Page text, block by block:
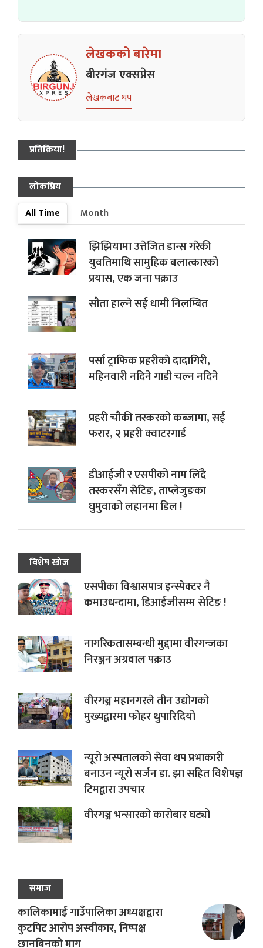
लेखकको बारेमा
बीरगंज एक्सप्रेस
लेखकबाट थप
प्रतिक्रिया!
लोकप्रिय
All Time
Month
झिझियामा उत्तेजित डान्स गरेकी
युवतिमाथि सामुहिक बलात्कारको
प्रयास, एक जना पक्राउ
सौता हाल्ने सई धामी निलम्बित
पर्सा ट्राफिक प्रहरीकाे दादागिरी,
महिनवारी नदिने गाडी चल्न नदिने
प्रहरी चौकी तस्करको कब्जामा, सई
फरार, २ प्रहरी क्वाटरगार्ड
डीआईजी र एसपीको नाम लिँदै
तस्करसँग सेटिङ, ताप्लेजुङका
घुमुवाको लहानमा डिल !
विशेष खोज
एसपीका विश्वासपात्र इन्स्पेक्टर नै
कमाउधन्दामा, डिआईजीसम्म सेटिङ !
नागरिकतासम्बन्धी मुद्दामा वीरगन्जका
निरञ्जन अग्रवाल पक्राउ
वीरगञ्ज महानगरले तीन उद्योगको
मुख्यद्वारमा फोहर थुपारिदियो
न्यूरो अस्पतालको सेवा थप प्रभाकारी
बनाउन न्यूरो सर्जन डा. झा सहित विशेषज्ञ
टिमद्वारा उपचार
वीरगञ्ज भन्सारको कारोबार घट्यो
समाज
कालिकामाई गाउँपालिका अध्यक्षद्वारा
कुटपिट आरोप अस्वीकार, निष्पक्ष
छानबिनको माग